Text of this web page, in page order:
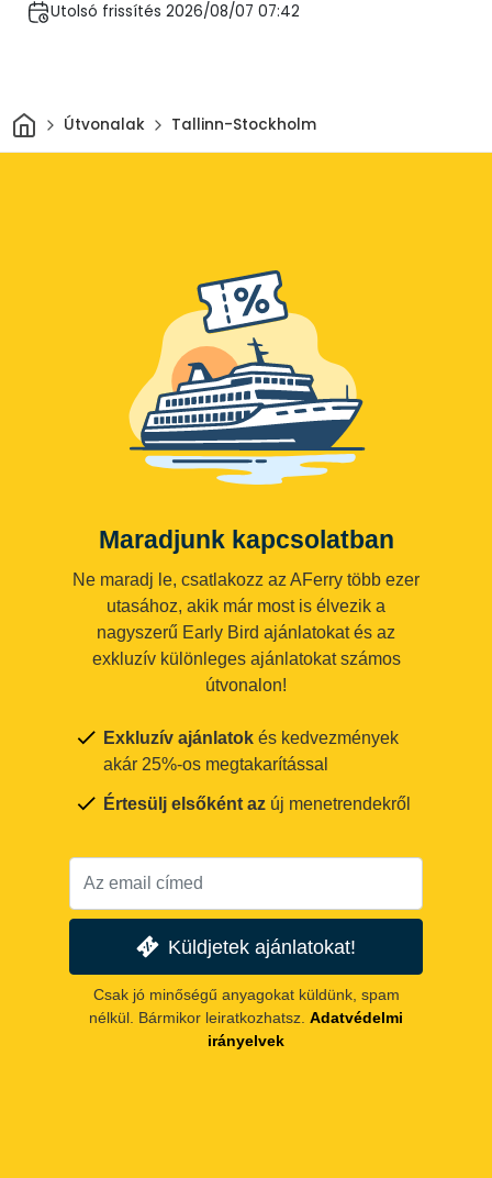
Utolsó frissítés 2026/08/07 07:42
Otthon
Útvonalak Tallinn-Stockholm
Maradjunk kapcsolatban
Ne maradj le, csatlakozz az AFerry több ezer
utasához, akik már most is élvezik a
nagyszerű Early Bird ajánlatokat és az
exkluzív különleges ajánlatokat számos
útvonalon!
Exkluzív ajánlatok és kedvezmények
akár 25%-os megtakarítással
Értesülj elsőként az új menetrendekről
Küldjetek ajánlatokat!
Csak jó minőségű anyagokat küldünk, spam
nélkül. Bármikor leiratkozhatsz. Adatvédelmi
irányelvek